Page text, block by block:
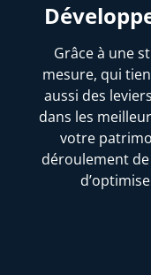
Grâce à une
mesure, qui
aussi des
dans les
votre
déroulement